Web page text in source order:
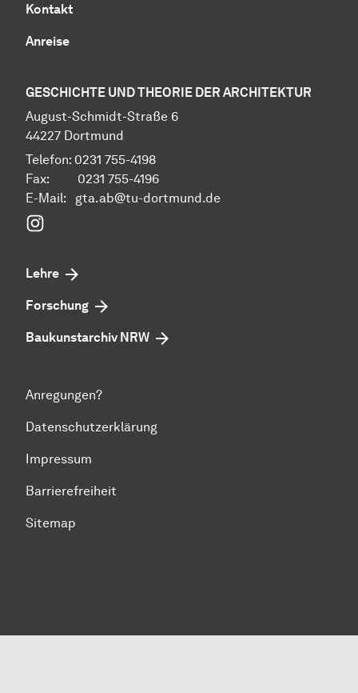
Kontakt
Anreise
GESCHICHTE UND THEORIE DER ARCHITEKTUR
Au­gust-Schmidt-Straße 6
44227 Dort­mund
Telefon: 0231 755-4198
Fax: 0231 755-4196
E-Mail: gta.ab@tu-dortmund.de
Lehre
Forschung
Baukunstarchiv NRW
Anregungen?
Datenschutzerklärung
Impressum
Barrierefreiheit
Sitemap